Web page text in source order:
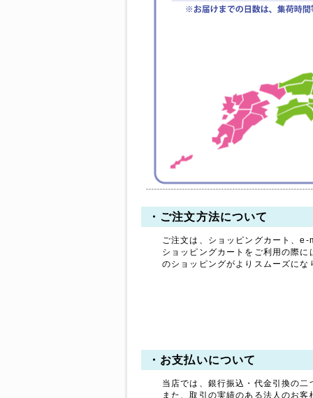
拝啓 時下ますますご清祥
のこととお慶び申し上げま
平素は格別のお引き立てを
賜り厚く御礼申し上げま
誠に勝手ながら、以下の期
ます。
2025年8月9日(土) ～ 8
月17日(日)
休業期間中にお問い合わせ
いただきました件に関して
は、8月18日より順次ご対
応・発送をさせていただき
ます。
・ご注文方法について
ご注文は、ショッピングカート、e-
ショッピングカートをご利用の際
のショッピングがよりスムーズにな
・お支払いについて
当店では、銀行振込・代金引換の二
また、取引の実績のある法人のお